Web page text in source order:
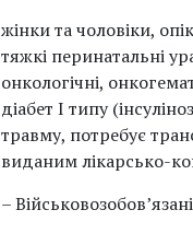
жінки та чоловіки,
тяжкі перинатальні
онкологічні,
діабет I типу
травму, потребує
виданим лікарсько-
–